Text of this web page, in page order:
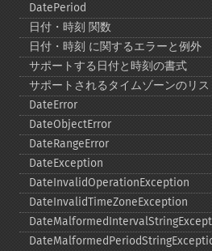
DatePeriod
日付・時刻 関数
日付・時刻 に関するエラーと例外
サポートする日付と時刻の書式
サポートされるタイムゾーンのリス
DateError
DateObjectError
DateRangeError
DateException
DateInvalidOperationException
DateInvalidTimeZoneException